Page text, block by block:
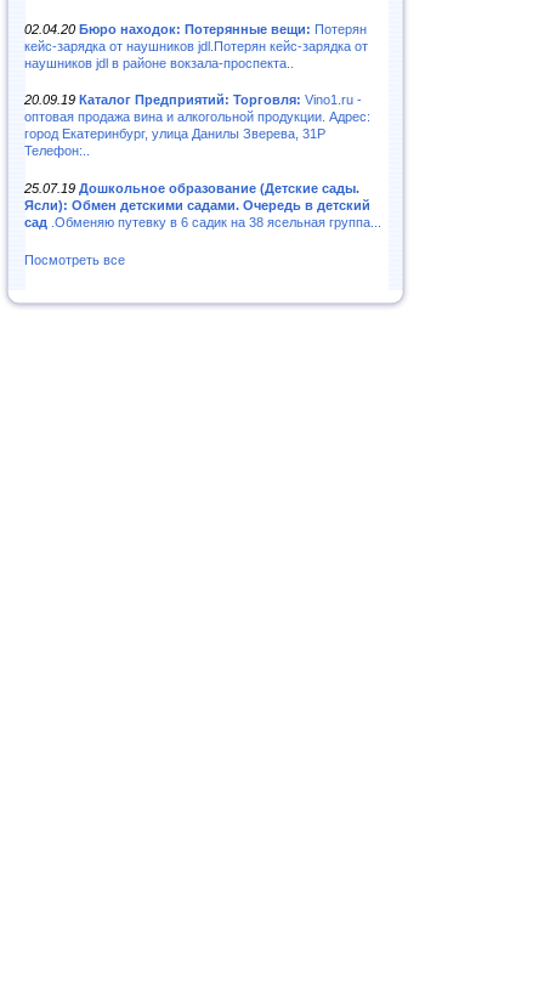
02.04.20 Бюро находок: Потерянные вещи: Потерян
кейс-зарядка от наушников jdl.Потерян кейс-зарядка от
наушников jdl в районе вокзала-проспекта..
20.09.19 Каталог Предприятий: Торговля: Vino1.ru -
оптовая продажа вина и алкогольной продукции. Адрес:
город Екатеринбург, улица Данилы Зверева, 31Р
Телефон:..
25.07.19 Дошкольное образование (Детские сады.
Ясли): Обмен детскими садами. Очередь в детский
сад .Обменяю путевку в 6 садик на 38 ясельная группа...
Посмотреть все